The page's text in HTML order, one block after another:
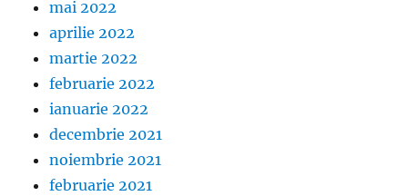
mai 2022
aprilie 2022
martie 2022
februarie 2022
ianuarie 2022
decembrie 2021
noiembrie 2021
februarie 2021